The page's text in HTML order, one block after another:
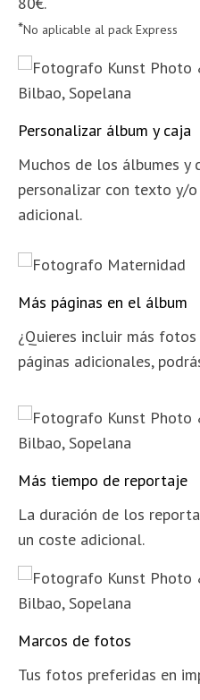
*No aplicable al pack Express
Personalizar álbum y caja
Muchos de los álbumes y
personalizar con texto y/
adicional.
Más páginas en el álbum
¿Quieres incluir más
páginas adicionales,
Más tiempo de reportaje
La duración de los
un coste adicional.
Marcos de fotos
Tus fotos preferidas en